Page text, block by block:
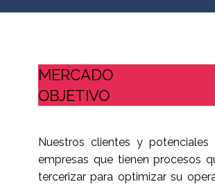
MERCADO
OBJETIVO
Nuestros clientes y potenciales
empresas que tienen procesos
tercerizar para optimizar su